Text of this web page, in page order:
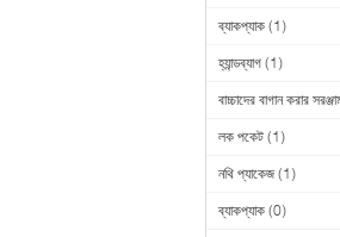
ব্যাকপ্যাক (1)
হ্যান্ডব্যাগ (1)
বাচ্চাদের বাগান করার
লক পকেট (1)
নথি প্যাকেজ (1)
ব্যাকপ্যাক (0)